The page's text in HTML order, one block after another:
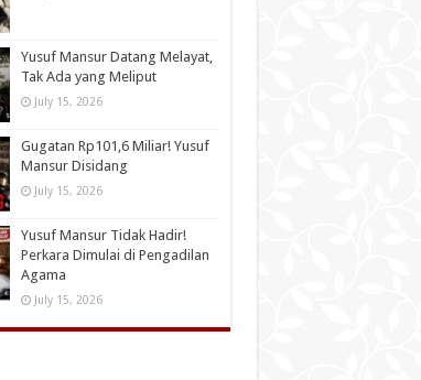
Yusuf Mansur Datang Melayat,
Tak Ada yang Meliput
July 15, 2026
Gugatan Rp101,6 Miliar! Yusuf
Mansur Disidang
July 15, 2026
Yusuf Mansur Tidak Hadir!
Perkara Dimulai di Pengadilan
Agama
July 15, 2026